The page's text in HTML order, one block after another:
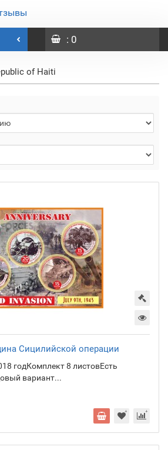
: 0
of Haiti
Сицилийской операции
годКомплект 8 листовЕсть
вариант...